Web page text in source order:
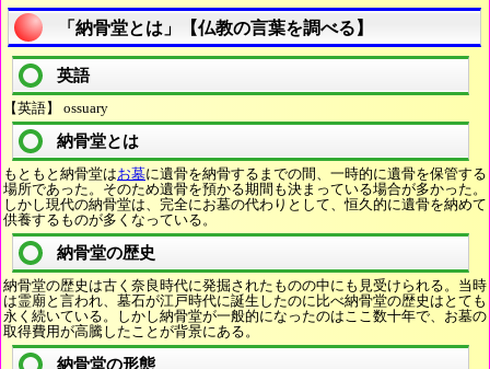
「納骨堂とは」【仏教の言葉を調べる】
英語
【英語】 ossuary
納骨堂とは
もともと納骨堂はお墓に遺骨を納骨するまでの間、一時的に遺骨を保管する
場所であった。そのため遺骨を預かる期間も決まっている場合が多かった。
しかし現代の納骨堂は、完全にお墓の代わりとして、恒久的に遺骨を納めて
供養するものが多くなっている。
納骨堂の歴史
納骨堂の歴史は古く奈良時代に発掘されたものの中にも見受けられる。当時
は霊廟と言われ、墓石が江戸時代に誕生したのに比べ納骨堂の歴史はとても
永く続いている。しかし納骨堂が一般的になったのはここ数十年で、お墓の
取得費用が高騰したことが背景にある。
納骨堂の形態